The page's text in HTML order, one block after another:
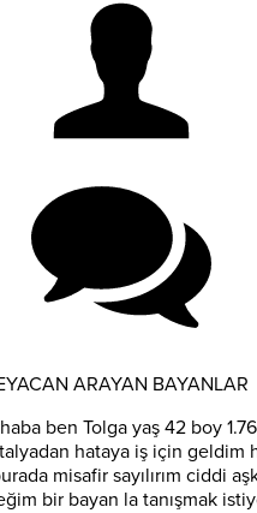
ben Tolga yaş 42 boy
hataya iş için geldim
misafir sayılırım ciddi
bir bayan la tanışmak